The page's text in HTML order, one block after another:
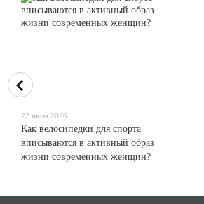
22 июля 2026
Как велосипедки для спорта
вписываются в активный образ
жизни современных женщин?